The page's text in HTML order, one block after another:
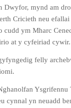
Dwyfor, mynd am
Cricieth neu
cudd ym Mharc
at y cyfeiriad cywir.
felly
Ysgrifennu
cynnal yn neuadd